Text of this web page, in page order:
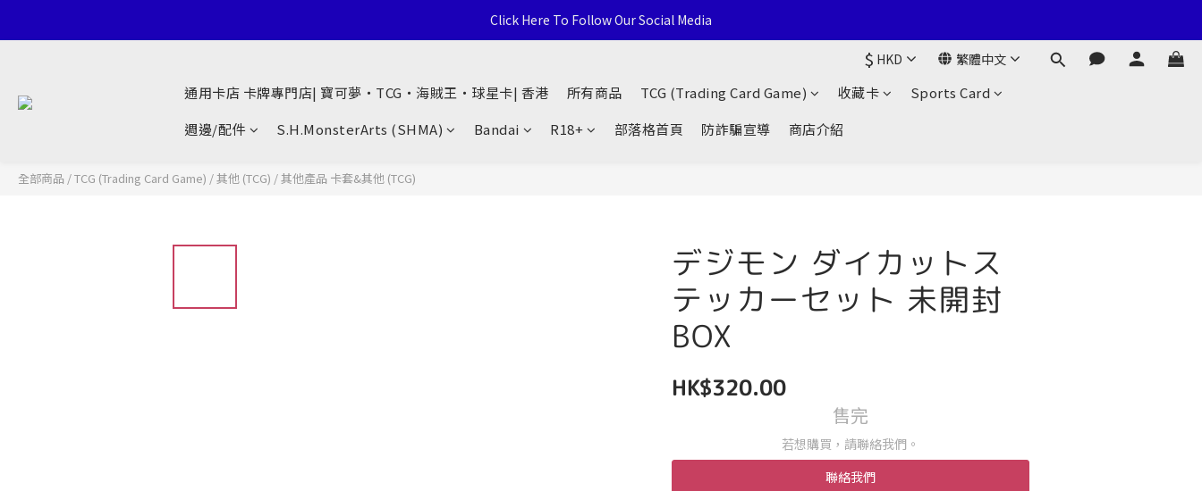
通用卡店 TCG & Sports Card 批發/零售 Distribution and Retail
Click Here To Follow Our Social Media
通用卡店 TCG & Sports Card 批發/零售 Distribution and Retail
$ HKD 繁體中文
通用卡店 卡牌專門店| 寶可夢・TCG・海賊王・球星卡| 香港 所有商品 TCG (Trading Card Game) 收藏卡
Sports Card
週邊/配件
S.H.MonsterArts (SHMA) Bandai R18+ 部落格首頁 防詐騙宣導 商店介紹
全部商品 /TCG (Trading Card Game) /其他 (TCG) /其他產品 卡套&其他 (TCG)
デジモン ダイカットス
テッカーセット 未開封
BOX
HK$320.00
售完
若想購買，請聯絡我們。
聯絡我們